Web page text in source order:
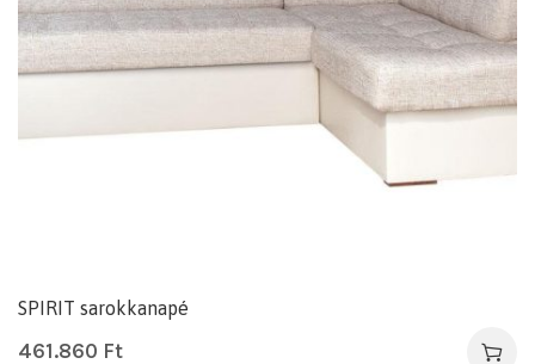
SPIRIT sarokkanapé
461.860 Ft